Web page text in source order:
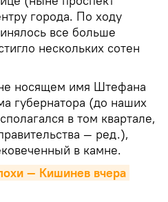
города. По ходу
все больше
нескольких сотен
носящем имя Штефана
губернатора (до наших
в том квартале,
— ред.),
в камне.
— Кишинев вчера